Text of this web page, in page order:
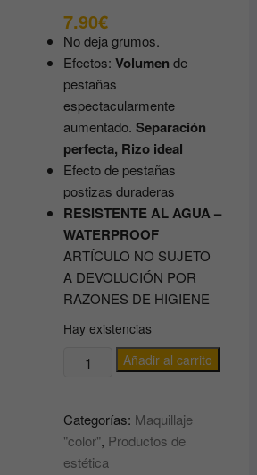
7.90€
No deja grumos.
Efectos:Volumen de
pestañas
espectacularmente
aumentado.Separación
perfecta, Rizo ideal
Efecto de pestañas
postizas duraderas
RESISTENTE AL AGUA –
WATERPROOF
ARTÍCULO NO SUJETO
A DEVOLUCIÓN POR
RAZONES DE HIGIENE
Hay existencias
MASCARA
/
RIMEL
GRAN
Añadir al carrito
Categorías: Maquillaje
"color", Productos de
estética